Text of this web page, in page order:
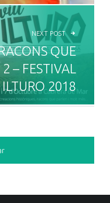
NEXT POST
QUE
– FESTIVAL
2018